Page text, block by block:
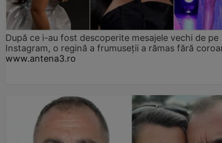
După ce i-au fost descoperite mesajele vechi de pe
Instagram, o regină a frumuseții a rămas fără
www.antena3.ro